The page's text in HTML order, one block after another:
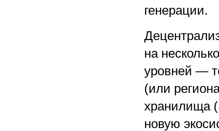
генерации.
на
уровней —
(или
хранилища
новую